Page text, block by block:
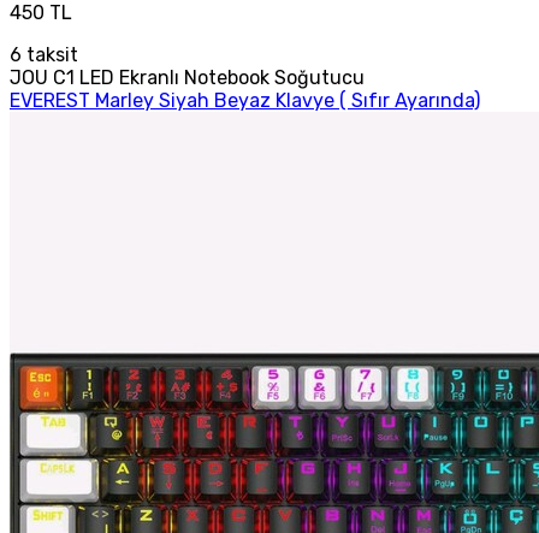
450 TL
6 taksit
JOU C1 LED Ekranlı Notebook Soğutucu
EVEREST Marley Siyah Beyaz Klavye ( Sıfır Ayarında)